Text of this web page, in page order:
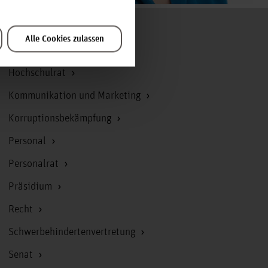
Alle Cookies zulassen
Hochschulrat
Kommunikation und Marketing
Korruptionsbekämpfung
Personal
Personalrat
Präsidium
Recht
Schwerbehindertenvertretung
Senat